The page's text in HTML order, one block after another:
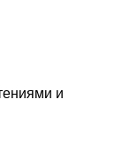
и